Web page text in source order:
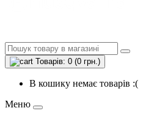
Товарів: 0 (0 грн.)
В кошику немає товарів :(
Меню